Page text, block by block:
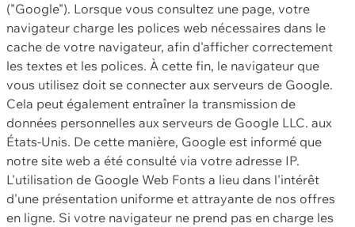
("Google"). Lorsque vous consultez une page, votre
navigateur charge les polices web nécessaires dans le
cache de votre navigateur, afin d'afficher correctement
les textes et les polices. À cette fin, le navigateur que
vous utilisez doit se connecter aux serveurs de Google.
Cela peut également entraîner la transmission de
données personnelles aux serveurs de Google LLC. aux
États-Unis. De cette manière, Google est informé que
notre site web a été consulté via votre adresse IP.
L'utilisation de Google Web Fonts a lieu dans l'intérêt
d'une présentation uniforme et attrayante de nos offres
en ligne. Si votre navigateur ne prend pas en charge les